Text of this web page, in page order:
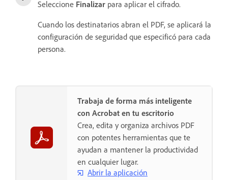
Seleccione Finalizar para aplicar el cifrado.
Cuando los destinatarios abran el PDF, se aplicará la
configuración de seguridad que especificó para cada
persona.
Trabaja de forma más inteligente
con Acrobat en tu escritorio
Crea, edita y organiza archivos PDF
con potentes herramientas que te
ayudan a mantener la productividad
en cualquier lugar.
Abrir la aplicación